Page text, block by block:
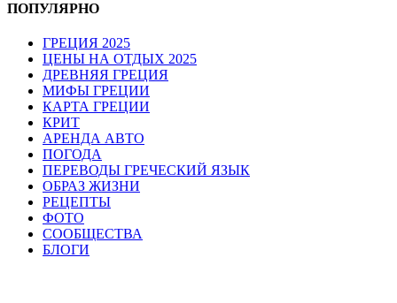
ПОПУЛЯРНО
ГРЕЦИЯ 2025
ЦЕНЫ НА ОТДЫХ 2025
ДРЕВНЯЯ ГРЕЦИЯ
МИФЫ ГРЕЦИИ
КАРТА ГРЕЦИИ
КРИТ
АРЕНДА АВТО
ПОГОДА
ПЕРЕВОДЫ ГРЕЧЕСКИЙ ЯЗЫК
ОБРАЗ ЖИЗНИ
РЕЦЕПТЫ
ФОТО
СООБЩЕСТВА
БЛОГИ